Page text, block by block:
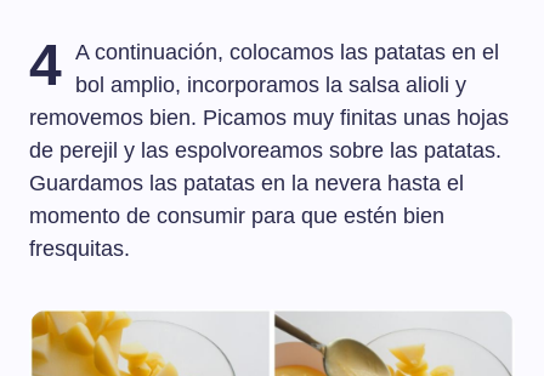
4 A continuación, colocamos las patatas en el
bol amplio, incorporamos la salsa alioli y
removemos bien. Picamos muy finitas unas hojas
de perejil y las espolvoreamos sobre las patatas.
Guardamos las patatas en la nevera hasta el
momento de consumir para que estén bien
fresquitas.